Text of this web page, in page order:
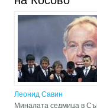
Леонид Савин
Миналата седмица в